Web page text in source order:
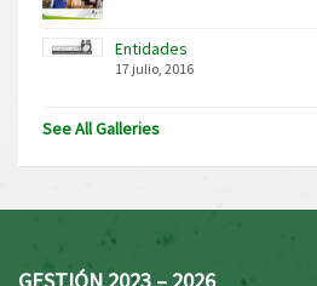
Entidades
17 julio, 2016
See All Galleries